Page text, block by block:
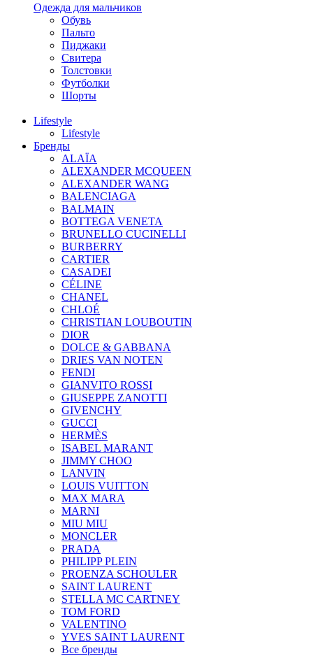
Одежда для мальчиков
Обувь
Пальто
Пиджаки
Свитера
Толстовки
Футболки
Шорты
Lifestyle
Lifestyle
Бренды
ALAÏA
ALEXANDER MCQUEEN
ALEXANDER WANG
BALENCIAGA
BALMAIN
BOTTEGA VENETA
BRUNELLO CUCINELLI
BURBERRY
CARTIER
CASADEI
CÉLINE
CHANEL
CHLOÉ
CHRISTIAN LOUBOUTIN
DIOR
DOLCE & GABBANA
DRIES VAN NOTEN
FENDI
GIANVITO ROSSI
GIUSEPPE ZANOTTI
GIVENCHY
GUCCI
HERMÈS
ISABEL MARANT
JIMMY CHOO
LANVIN
LOUIS VUITTON
MAX MARA
MARNI
MIU MIU
MONCLER
PRADA
PHILIPP PLEIN
PROENZA SCHOULER
SAINT LAURENT
STELLA MC CARTNEY
TOM FORD
VALENTINO
YVES SAINT LAURENT
Все бренды